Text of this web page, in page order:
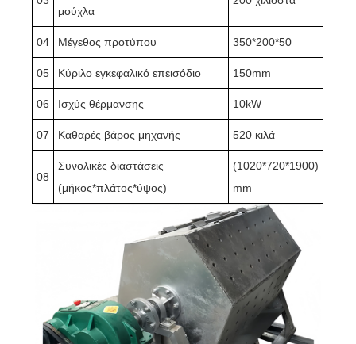
μούχλα
04 Μέγεθος προτύπου 350*200*50
05 Κύριλο εγκεφαλικό επεισόδιο 150mm
06 Ισχύς θέρμανσης 10kW
07 Καθαρές βάρος μηχανής 520 κιλά
08
Συνολικές διαστάσεις
(μήκος*πλάτος*ύψος)
(1020*720*1900)
mm